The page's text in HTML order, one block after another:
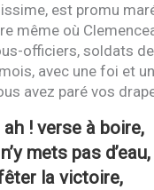
est promu
même où
officiers, soldats
avec une foi et
avez paré vos
! verse à boire,
mets pas d’eau,
la victoire,